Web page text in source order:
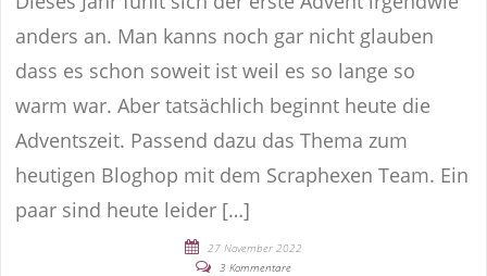
anders an. Man kanns noch gar nicht glauben
dass es schon soweit ist weil es so lange so
warm war. Aber tatsächlich beginnt heute die
Adventszeit. Passend dazu das Thema zum
heutigen Bloghop mit dem Scraphexen Team. Ein
paar sind heute leider […]
27 November 2022
3 Kommentare